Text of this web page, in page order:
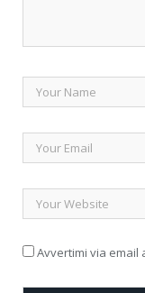
Avvertimi via email